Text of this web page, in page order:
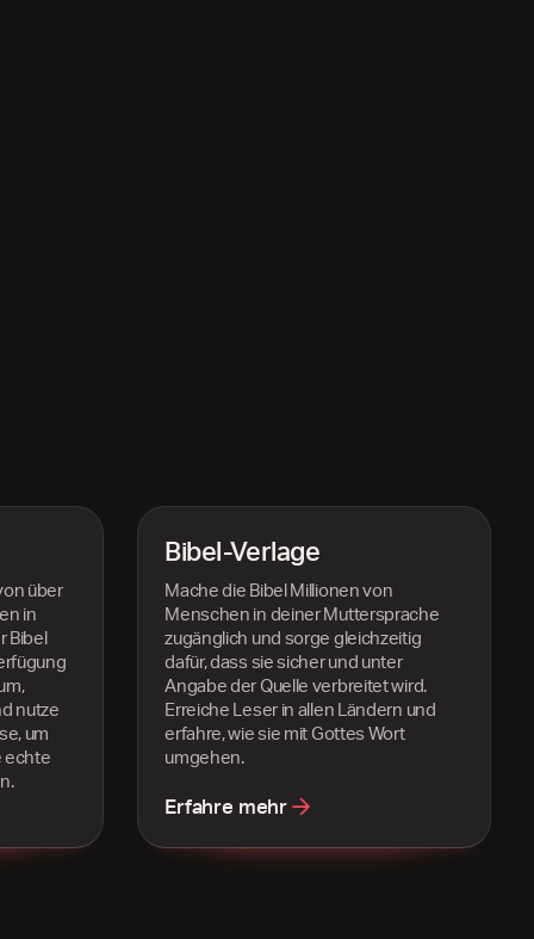
über
in
Bibel
nutze
um
echte
Bibel-Verlage
Mache die Bibel Millionen von
Menschen in deiner Muttersprache
zugänglich und sorge gleichzeitig
dafür, dass sie sicher und unter
Angabe der Quelle verbreitet wird.
Erreiche Leser in allen Ländern und
erfahre, wie sie mit Gottes Wort
umgehen.
Erfahre mehr